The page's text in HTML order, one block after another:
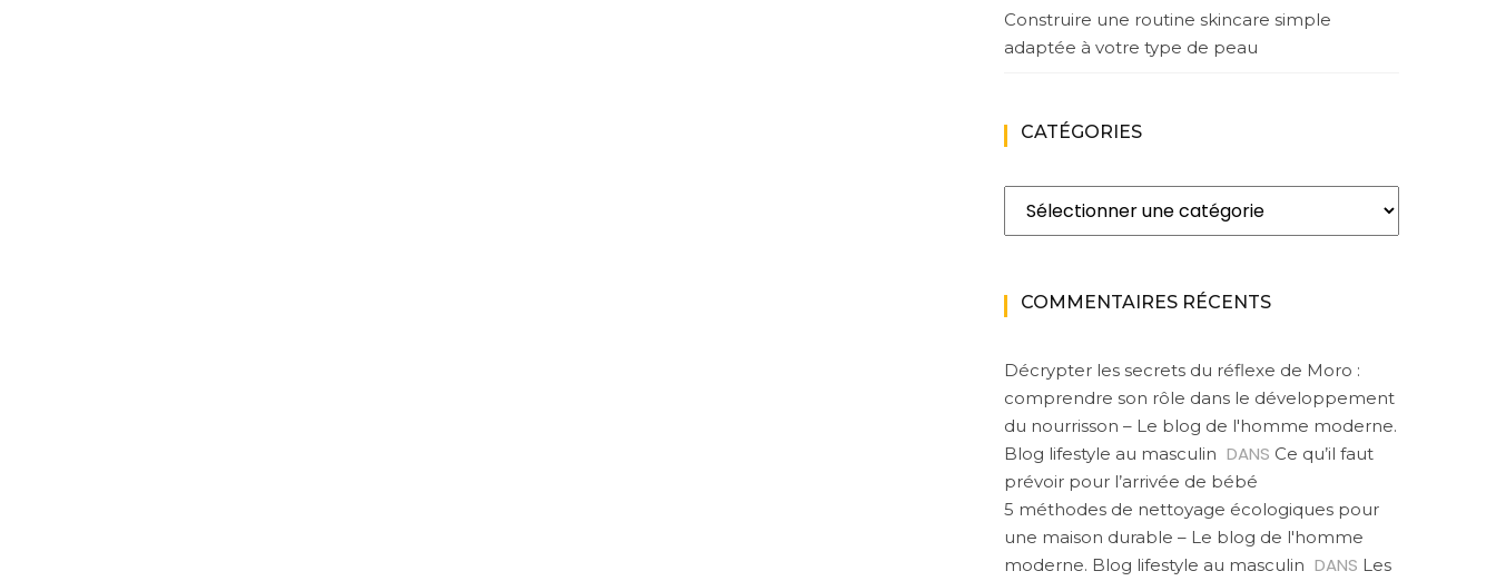
Construire une routine skincare simple
adaptée à votre type de peau
CATÉGORIES
Catégories
COMMENTAIRES RÉCENTS
Décrypter les secrets du réflexe de Moro :
comprendre son rôle dans le développement
du nourrisson – Le blog de l'homme moderne.
Blog lifestyle au masculin DANS Ce qu’il faut
prévoir pour l’arrivée de bébé
5 méthodes de nettoyage écologiques pour
une maison durable – Le blog de l'homme
moderne. Blog lifestyle au masculin DANS Les